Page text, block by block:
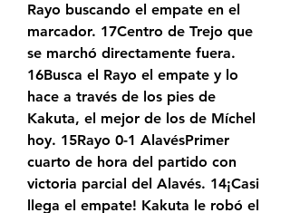
Rayo buscando el empate en el
marcador. 17Centro de Trejo que
se marchó directamente fuera.
16Busca el Rayo el empate y lo
hace a través de los pies de
Kakuta, el mejor de los de Míchel
hoy. 15Rayo 0-1 AlavésPrimer
cuarto de hora del partido con
victoria parcial del Alavés. 14¡Casi
llega el empate! Kakuta le robó el